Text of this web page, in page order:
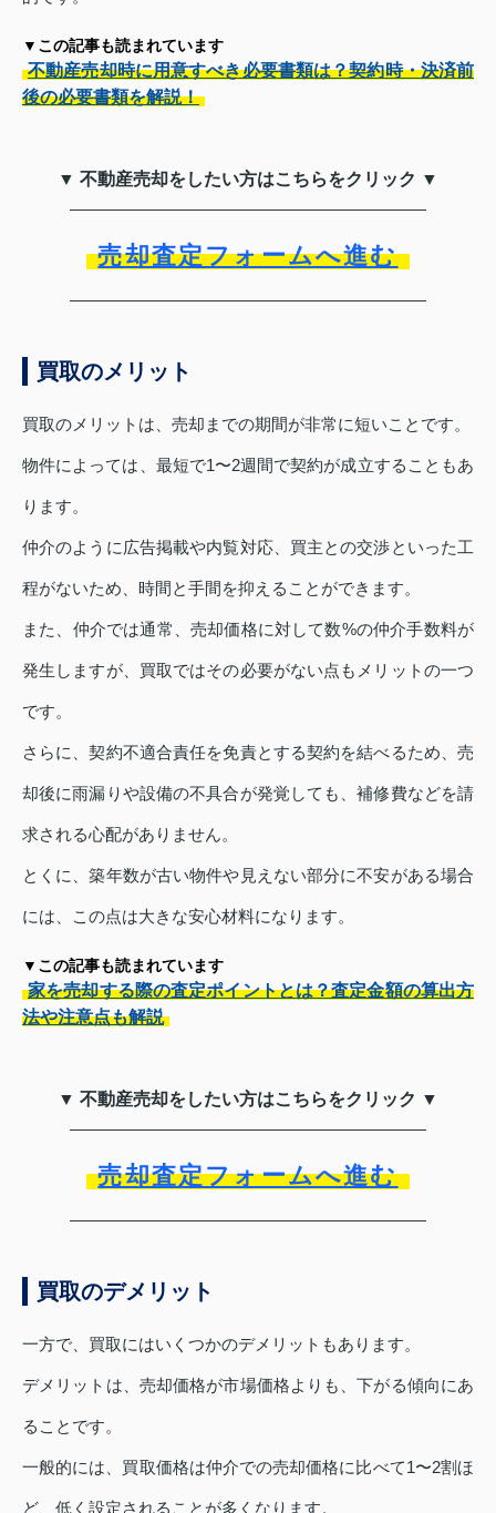
▼この記事も読まれています
不動産売却時に用意すべき必要書類は？契約時・決済前
後の必要書類を解説！
▼ 不動産売却をしたい方はこちらをクリック ▼
売却査定フォームへ進む
買取のメリット
買取のメリットは、売却までの期間が非常に短いことです。
物件によっては、最短で1〜2週間で契約が成立することもあ
ります。
仲介のように広告掲載や内覧対応、買主との交渉といった工
程がないため、時間と手間を抑えることができます。
また、仲介では通常、売却価格に対して数%の仲介手数料が
発生しますが、買取ではその必要がない点もメリットの一つ
です。
さらに、契約不適合責任を免責とする契約を結べるため、売
却後に雨漏りや設備の不具合が発覚しても、補修費などを請
求される心配がありません。
とくに、築年数が古い物件や見えない部分に不安がある場合
には、この点は大きな安心材料になります。
▼この記事も読まれています
家を売却する際の査定ポイントとは？査定金額の算出方
法や注意点も解説
▼ 不動産売却をしたい方はこちらをクリック ▼
売却査定フォームへ進む
買取のデメリット
一方で、買取にはいくつかのデメリットもあります。
デメリットは、売却価格が市場価格よりも、下がる傾向にあ
ることです。
一般的には、買取価格は仲介での売却価格に比べて1〜2割ほ
ど、低く設定されることが多くなります。